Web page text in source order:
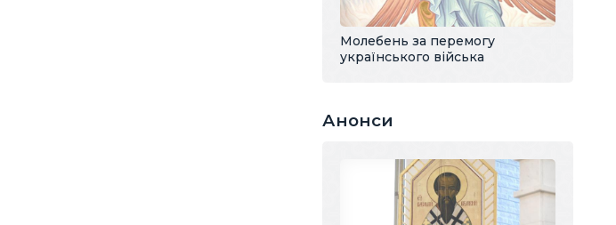
Молебень за перемогу
українського війська
Анонси